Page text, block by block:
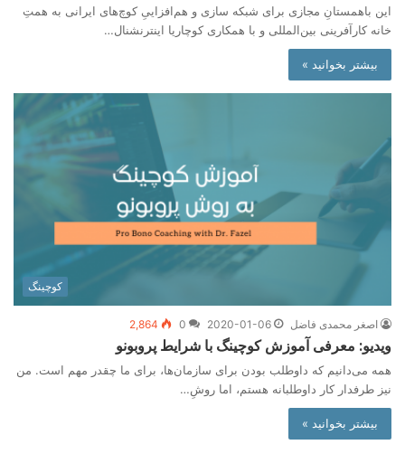
این باهمستانِ مجازی برای شبکه سازی و هم‌افزاییِ کوچ‌های ایرانی به همتِ
خانه کارآفرینی بین‌المللی و با همکاری کوچاریا اینترنشنال…
بیشتر بخوانید »
کوچینگ
اصغر محمدی فاضل 2020-01-06
0
2,864
ویدیو: معرفی آموزش کوچینگ با شرایط پروبونو
همه می‌دانیم که داوطلب بودن برای سازمان‌ها، برای ما چقدر مهم است. من
نیز طرفدار کار داوطلبانه هستم، اما روشِ…
بیشتر بخوانید »